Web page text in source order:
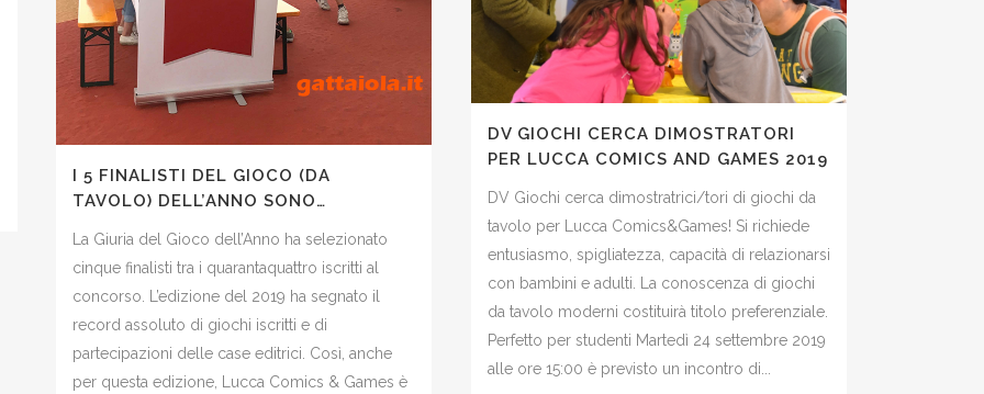
I 5 FINALISTI DEL GIOCO (DA
TAVOLO) DELL’ANNO SONO…
La Giuria del Gioco dell’Anno ha selezionato
cinque finalisti tra i quarantaquattro iscritti al
concorso. L’edizione del 2019 ha segnato il
record assoluto di giochi iscritti e di
partecipazioni delle case editrici. Così, anche
per questa edizione, Lucca Comics & Games è
DV GIOCHI CERCA DIMOSTRATORI
PER LUCCA COMICS AND GAMES 2019
DV Giochi cerca dimostratrici/tori di giochi da
tavolo per Lucca Comics&Games! Si richiede
entusiasmo, spigliatezza, capacità di relazionarsi
con bambini e adulti. La conoscenza di giochi
da tavolo moderni costituirà titolo preferenziale.
Perfetto per studenti Martedì 24 settembre 2019
alle ore 15:00 è previsto un incontro di...